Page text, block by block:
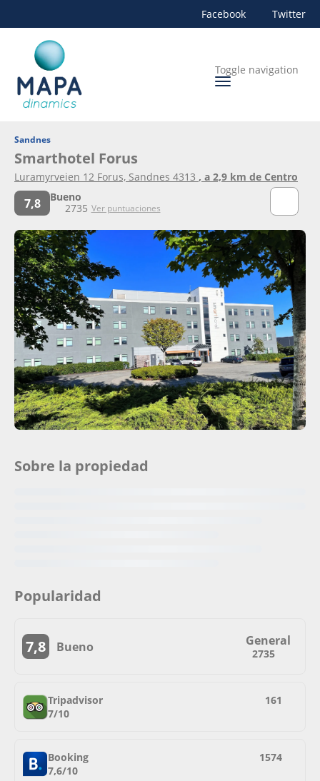
Facebook Twitter
Toggle navigation
Sandnes
Smarthotel Forus
Luramyrveien 12 Forus, Sandnes 4313 , a 2,9 km de Centro
7,8
Bueno
2735 Ver puntuaciones
Sobre la propiedad
Popularidad
7,8 Bueno General
2735
Tripadvisor
7/10
161
Booking
7,6/10
1574